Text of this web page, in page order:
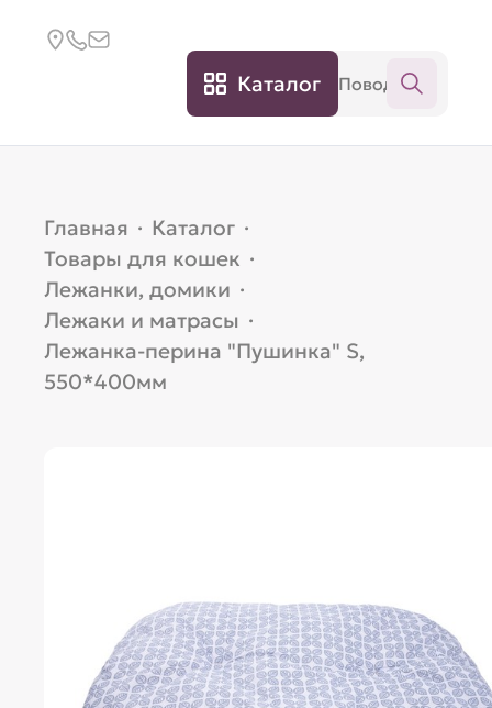
Каталог
Главная · Каталог ·
Товары для кошек ·
Лежанки, домики ·
Лежаки и матрасы ·
Лежанка-перина "Пушинка" S,
550*400мм